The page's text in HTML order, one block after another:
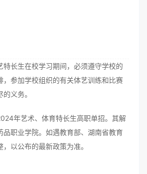
特长生在校学习期间，必须遵守学校的
，参加学校组织的有关体艺训练和比赛
义务。
年艺术、体育特长生高职单招。其解
品职业学院。如遇教育部、湖南省教育
以公布的最新政策为准。